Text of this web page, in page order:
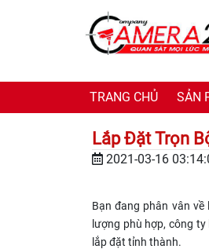
TRANG CHỦ SẢN
Lắp Đặt Trọn
2021-03-16
Bạn đang phân vân
lượng phù hợp, công
lắp đặt tỉnh thành.